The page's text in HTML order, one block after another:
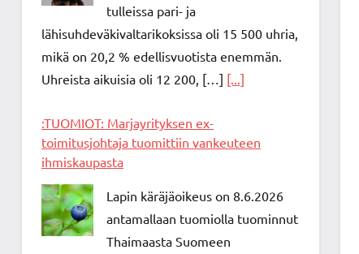
tulleissa pari- ja
lähisuhdeväkivaltarikoksissa oli 15 500 uhria,
mikä on 20,2 % edellisvuotista enemmän.
Uhreista aikuisia oli 12 200, […] [...]
:TUOMIOT: Marjayrityksen ex-
toimitusjohtaja tuomittiin vankeuteen
ihmiskaupasta
Lapin käräjäoikeus on 8.6.2026
antamallaan tuomiolla tuominnut
Thaimaasta Suomeen